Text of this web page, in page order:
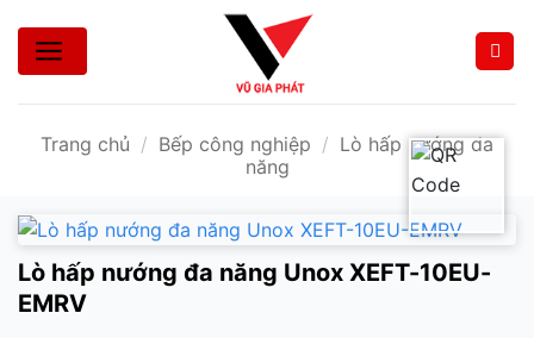
nội
Trang chủ / Bếp công nghiệp / Lò hấp nướng đa
năng
Lò hấp nướng đa năng Unox XEFT-10EU-
EMRV